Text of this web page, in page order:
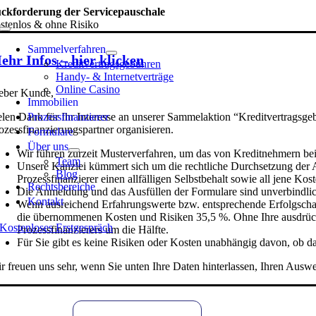
Skip
to
content
Toggle
NavigationSammelverfahren
Kreditvertragsgebühren
Handy- & Internetverträge
Online Casino
Immobilien
Prozessfinanzierer
Formulare
Über uns
Team
Blog
Rechts­bereiche
Kontakt
Kostenloses Erstgespräch
der Servicepauschale
& ohne Risiko
Infos – hier klicken
Kunde,
Dank für Ihr Interesse an unserer Sammelaktion
organisieren.
Wir führen zurzeit Musterverfahren, um das von Kreditnehmern
Unsere Kanzlei kümmert sich um die rechtliche Durchsetzung
Prozessfinanzierer einen allfälligen Selbstbehalt sowie all jene
Die Anmeldung und das Ausfüllen der Formulare sind
Wenn ausreichend Erfahrungswerte bzw. entsprechende
die übernommenen Kosten und Risiken 35,5 %. Ohne Ihre
Prozessfinanzierers um die Hälfte.
Für Sie gibt es keine Risiken oder Kosten unabhängig davon, ob
freuen uns sehr, wenn Sie unten Ihre Daten hinterlassen, Ihren